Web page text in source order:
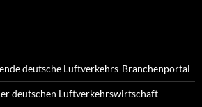
deutsche Luftverkehrs-Branchenportal
deutschen Luftverkehrswirtschaft